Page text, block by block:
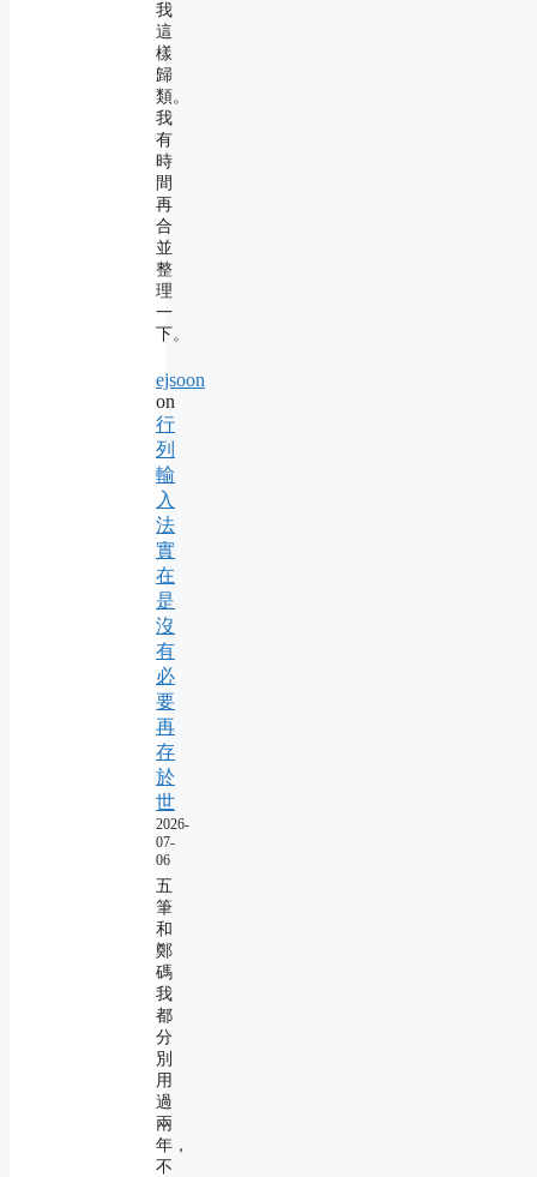
我
這
樣
歸
類。
我
有
時
間
再
合
並
整
理
一
下。
ejsoon
on
行
列
輸
入
法
實
在
是
沒
有
必
要
再
存
於
世
2026-
07-
06
五
筆
和
鄭
碼
我
都
分
別
用
過
兩
年，
不